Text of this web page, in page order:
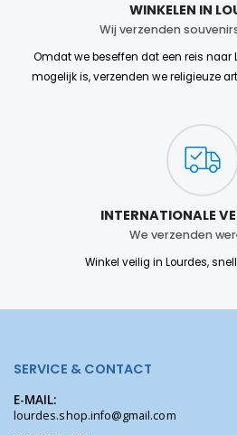
WINKELEN IN
Wij verzenden
Omdat we beseffen dat een reis naar
mogelijk is, verzenden we religieuze
INTERNATIONALE
We verzenden
Winkel veilig in Lourdes,
SERVICE & CONTACT
E-MAIL:
lourdes.shop.info@gmail.com